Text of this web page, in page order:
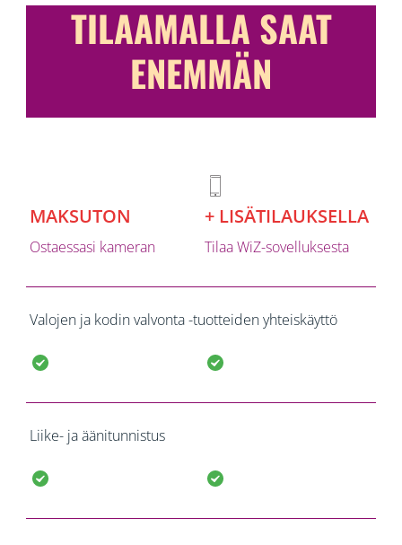
TILAAMALLA SAAT
ENEMMÄN
MAKSUTON
Ostaessasi kameran
+ LISÄTILAUKSELLA
Tilaa WiZ-sovelluksesta
Valojen ja kodin valvonta -tuotteiden yhteiskäyttö
Liike- ja äänitunnistus